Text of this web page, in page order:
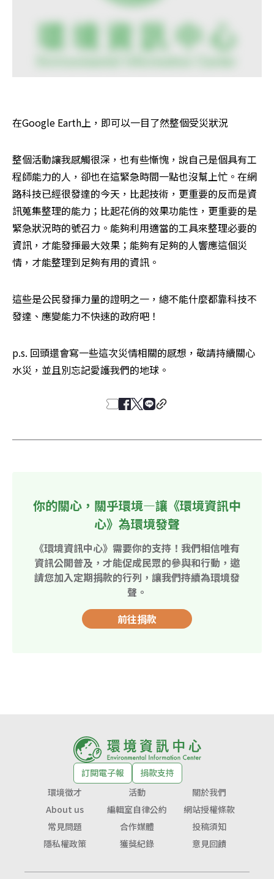
在Google Earth上，即可以一目了然整個受災狀況
整個活動讓我感觸很深，也有些慚愧，說自己是個具有工
程師能力的人，卻也在這緊急時間一點也沒幫上忙。在網
路科技已經很發達的今天，比起技術，更重要的反而是資
訊蒐集整理的能力；比起花俏的效果功能性，更重要的是
緊急狀況時的號召力。能夠利用適當的工具來整理必要的
資訊，才能發揮最大效果；能夠有足夠的人響應這個災
情，才能整理到足夠有用的資訊。
這些是公民發揮力量的證明之一，總不能什麼都靠科技不
發達、應變能力不快速的政府吧！
p.s. 回頭還會寫一些這次災情相關的感想，敬請持續關心
水災，並且別忘記愛護我們的地球。
你的關心，關乎環境—讓《環境資訊中
心》為環境發聲
《環境資訊中心》需要你的支持！我們相信唯有
資訊公開普及，才能促成民眾的參與和行動，邀
請您加入定期捐款的行列，讓我們持續為環境發
聲。
前往捐款
訂閱電子報
捐款支持
環境徵才
活動
關於我們
About us
編輯室自律公約
網站授權條款
常見問題
合作媒體
投稿須知
隱私權政策
獲獎紀錄 意見回饋